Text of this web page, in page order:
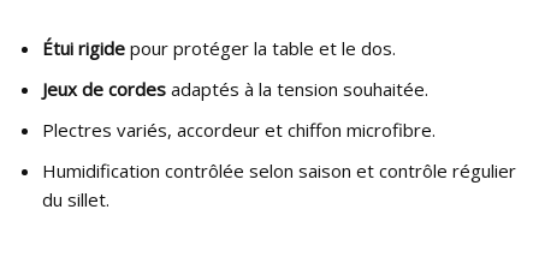
Étui rigide pour protéger la table et le dos.
Jeux de cordes adaptés à la tension souhaitée.
Plectres variés, accordeur et chiffon microfibre.
Humidification contrôlée selon saison et contrôle régulier
du sillet.